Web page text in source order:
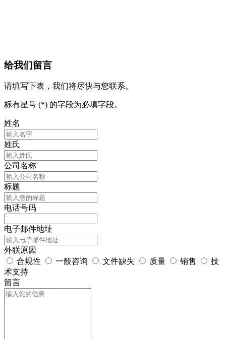
给我们留言
请填写下表，我们将尽快与您联系。
标有星号 (*) 的字段为必填字段。
姓名
姓氏
公司名称
标题
电话号码
电子邮件地址
外联原因
合规性
一般咨询 文件缺失 质量 销售
技
术支持
留言